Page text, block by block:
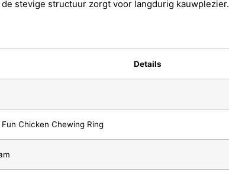
stevige structuur zorgt voor langdurig kauwplezier.
Details
Chicken Chewing Ring